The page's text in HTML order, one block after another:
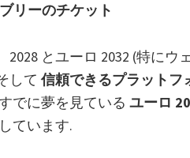
リーのチケット
とユーロ 2032 (特にウ
して 信頼できるプラットフ
でに夢を見ている ユーロ
ています.